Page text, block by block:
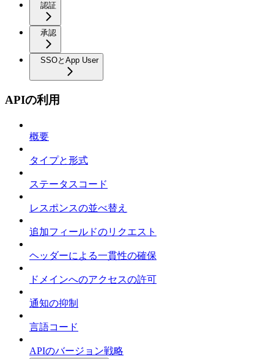
認証
承認
SSOとApp User
APIの利用
概要
タイプと形式
ステータスコード
レスポンスの並べ替え
追加フィールドのリクエスト
ヘッダーによる一貫性の確保
ドメインへのアクセスの許可
通知の抑制
言語コード
APIのバージョン戦略